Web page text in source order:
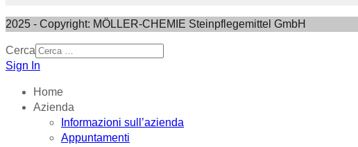
2025 - Copyright: MÖLLER-CHEMIE Steinpflegemittel GmbH
Cerca
Sign In
Home
Azienda
Informazioni sull’azienda
Appuntamenti